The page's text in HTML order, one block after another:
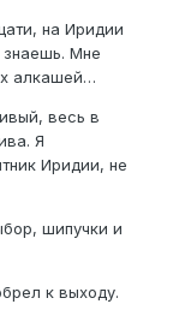
на Иридии
знаешь. Мне
алкашей…
весь в
Я
Иридии, не
шипучки и
к выходу.